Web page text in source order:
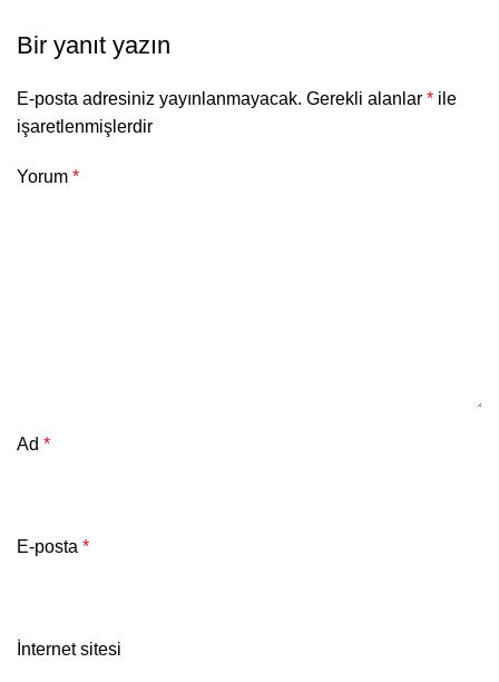
Bir yanıt yazın
E-posta adresiniz yayınlanmayacak. Gerekli alanlar * ile
işaretlenmişlerdir
Yorum *
Ad *
E-posta *
İnternet sitesi